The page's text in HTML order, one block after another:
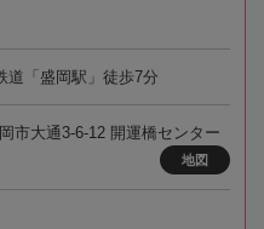
道「盛岡駅」徒歩7分
市大通3-6-12 開運橋センター
地図